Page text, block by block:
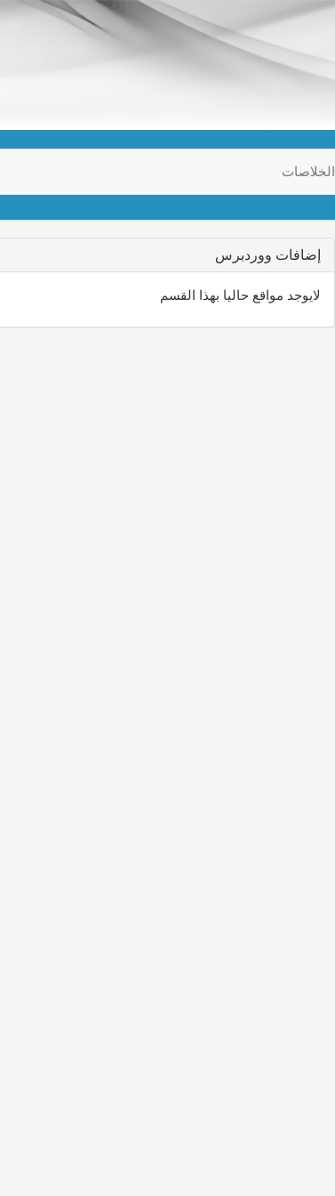
الخلاصات
إضافات ووردبرس
لايوجد مواقع حاليا بهذا القسم